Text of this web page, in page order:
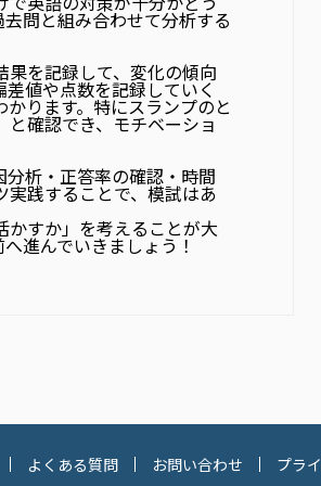
問と組み合わせて分析する
果を記録して、変化の傾向
値や点数を記録していく
ります。特にスランプのと
確認でき、モチベーショ
析・正答率の確認・時間
践することで、模試はあ
すか」を考えることが大
進んでいきましょう！
よくある質問 お問い合わせ プラ